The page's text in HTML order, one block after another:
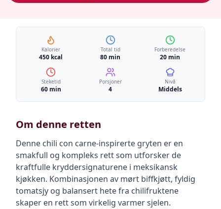
Kalorier
450 kcal
Total tid
80 min
Forberedelse
20 min
Steketid
60 min
Porsjoner
4
Nivå
Middels
Om denne retten
Denne chili con carne-inspirerte gryten er en
smakfull og kompleks rett som utforsker de
kraftfulle kryddersignaturene i meksikansk
kjøkken. Kombinasjonen av mørt biffkjøtt, fyldig
tomatsjy og balansert hete fra chilifruktene
skaper en rett som virkelig varmer sjelen.